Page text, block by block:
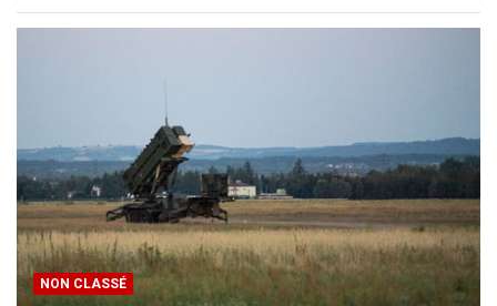
NON CLASSÉ